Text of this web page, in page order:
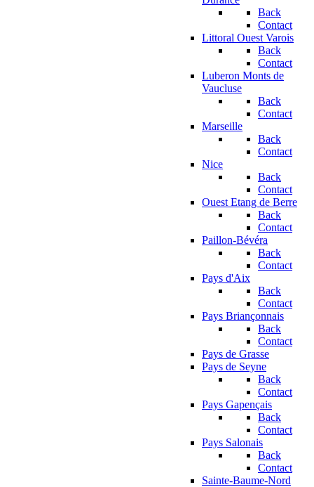
Back
Contact
Littoral Ouest Varois
Back
Contact
Luberon Monts de
Vaucluse
Back
Contact
Marseille
Back
Contact
Nice
Back
Contact
Ouest Etang de Berre
Back
Contact
Paillon-Bévéra
Back
Contact
Pays d'Aix
Back
Contact
Pays Briançonnais
Back
Contact
Pays de Grasse
Pays de Seyne
Back
Contact
Pays Gapençais
Back
Contact
Pays Salonais
Back
Contact
Sainte-Baume-Nord